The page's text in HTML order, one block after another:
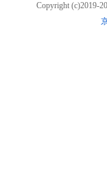
Copyright (c)2019-